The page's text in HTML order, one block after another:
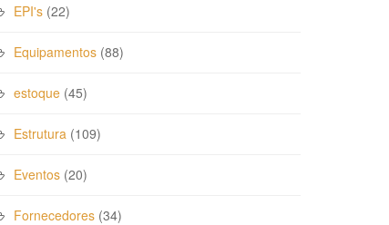
EPI's (22)
Equipamentos (88)
estoque (45)
Estrutura (109)
Eventos (20)
Fornecedores (34)